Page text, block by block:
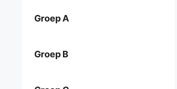
Groep A
Groep B